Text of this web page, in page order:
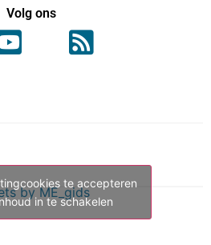
Volg ons
by ME_gids
te accepteren
in te schakelen